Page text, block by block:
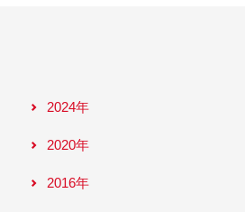
2024年
2020年
2016年